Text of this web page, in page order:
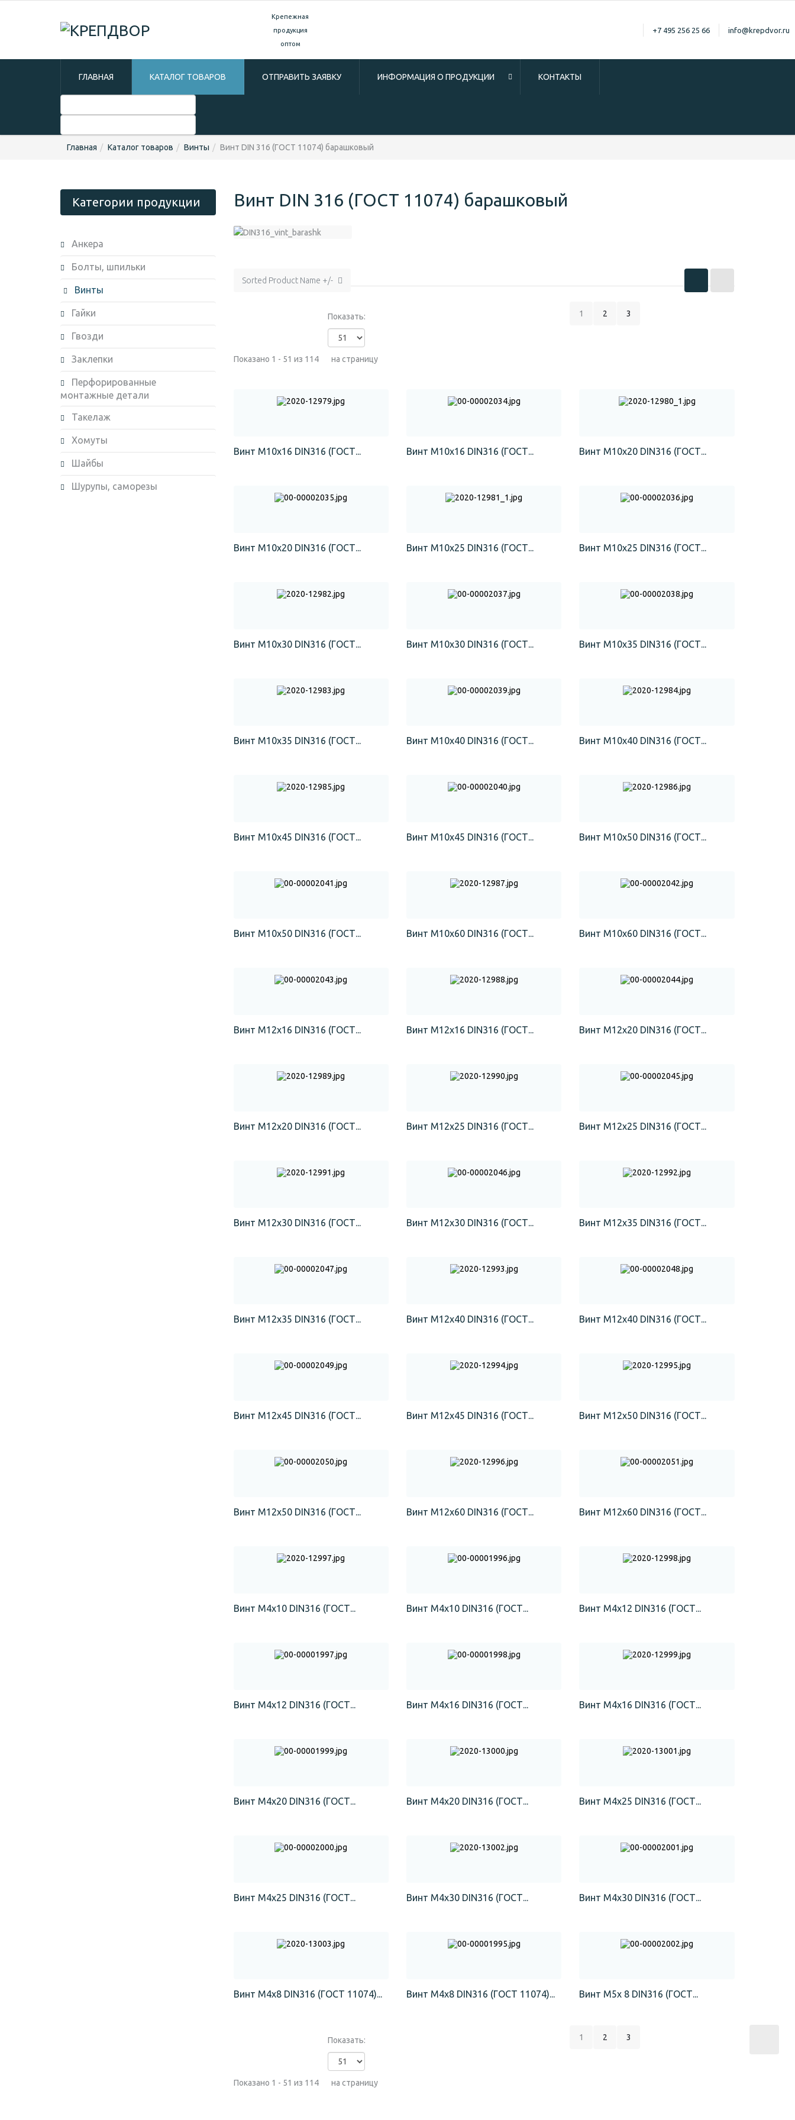
Крепежная
продукция
оптом
+7 495 256 25 66 info@krepdvor.ru
ГЛАВНАЯ КАТАЛОГ ТОВАРОВ ОТПРАВИТЬ ЗАЯВКУ ИНФОРМАЦИЯ О ПРОДУКЦИИ КОНТАКТЫ
Главная Каталог товаров Винты Винт DIN 316 (ГОСТ 11074) барашковый
Винт DIN 316 (ГОСТ 11074) барашковый
Sorted Product Name +/-
Показано 1 - 51 из 114
Показать:
на страницу
1 2 3
Винт М10х16 DIN316 (ГОСТ... Винт М10х16 DIN316 (ГОСТ... Винт М10х20 DIN316 (ГОСТ...
Винт М10х20 DIN316 (ГОСТ... Винт М10х25 DIN316 (ГОСТ... Винт М10х25 DIN316 (ГОСТ...
Винт М10х30 DIN316 (ГОСТ... Винт М10х30 DIN316 (ГОСТ... Винт М10х35 DIN316 (ГОСТ...
Винт М10х35 DIN316 (ГОСТ... Винт М10х40 DIN316 (ГОСТ... Винт М10х40 DIN316 (ГОСТ...
Винт М10х45 DIN316 (ГОСТ... Винт М10х45 DIN316 (ГОСТ... Винт М10х50 DIN316 (ГОСТ...
Винт М10х50 DIN316 (ГОСТ... Винт М10х60 DIN316 (ГОСТ... Винт М10х60 DIN316 (ГОСТ...
Винт М12х16 DIN316 (ГОСТ... Винт М12х16 DIN316 (ГОСТ... Винт М12х20 DIN316 (ГОСТ...
Винт М12х20 DIN316 (ГОСТ... Винт М12х25 DIN316 (ГОСТ... Винт М12х25 DIN316 (ГОСТ...
Винт М12х30 DIN316 (ГОСТ... Винт М12х30 DIN316 (ГОСТ... Винт М12х35 DIN316 (ГОСТ...
Винт М12х35 DIN316 (ГОСТ... Винт М12х40 DIN316 (ГОСТ... Винт М12х40 DIN316 (ГОСТ...
Винт М12х45 DIN316 (ГОСТ... Винт М12х45 DIN316 (ГОСТ... Винт М12х50 DIN316 (ГОСТ...
Винт М12х50 DIN316 (ГОСТ... Винт М12х60 DIN316 (ГОСТ... Винт М12х60 DIN316 (ГОСТ...
Винт М4х10 DIN316 (ГОСТ... Винт М4х10 DIN316 (ГОСТ... Винт М4х12 DIN316 (ГОСТ...
Винт М4х12 DIN316 (ГОСТ... Винт М4х16 DIN316 (ГОСТ... Винт М4х16 DIN316 (ГОСТ...
Винт М4х20 DIN316 (ГОСТ... Винт М4х20 DIN316 (ГОСТ... Винт М4х25 DIN316 (ГОСТ...
Винт М4х25 DIN316 (ГОСТ... Винт М4х30 DIN316 (ГОСТ... Винт М4х30 DIN316 (ГОСТ...
Винт М4х8 DIN316 (ГОСТ 11074)... Винт М4х8 DIN316 (ГОСТ 11074)... Винт М5х 8 DIN316 (ГОСТ...
Показано 1 - 51 из 114
Показать:
на страницу
1 2 3
Категории продукции
Анкера
Болты, шпильки
Винты
Гайки
Гвозди
Заклепки
Перфорированные
монтажные детали
Такелаж
Хомуты
Шайбы
Шурупы, саморезы